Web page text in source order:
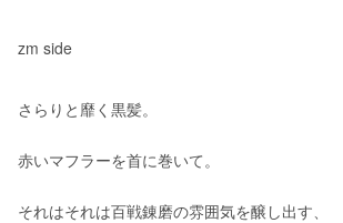
zm side
さらりと靡く黒髪。
赤いマフラーを首に巻いて。
それはそれは百戦錬磨の雰囲気を醸し出す、